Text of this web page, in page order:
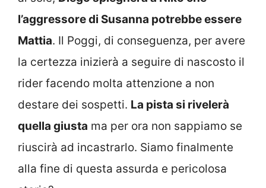
l’aggressore di Susanna potrebbe essere
Mattia. Il Poggi, di conseguenza, per avere
la certezza inizierà a seguire di nascosto il
rider facendo molta attenzione a non
destare dei sospetti. La pista si rivelerà
quella giusta ma per ora non sappiamo se
riuscirà ad incastrarlo. Siamo finalmente
alla fine di questa assurda e pericolosa